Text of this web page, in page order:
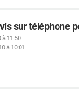
sur téléphone
à 11:50
à 10:01